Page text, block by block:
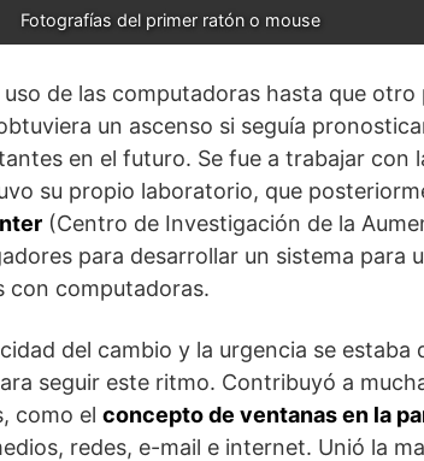
Fotografías del primer ratón o mouse
uso de las computadoras hasta que
un ascenso si seguía
en el futuro. Se fue a trabajar con
su propio laboratorio, que
(Centro de Investigación de la
para desarrollar un sistema para
con computadoras.
del cambio y la urgencia se estaba
seguir este ritmo. Contribuyó a
como el concepto de ventanas en la
redes, e-mail e internet. Unió la